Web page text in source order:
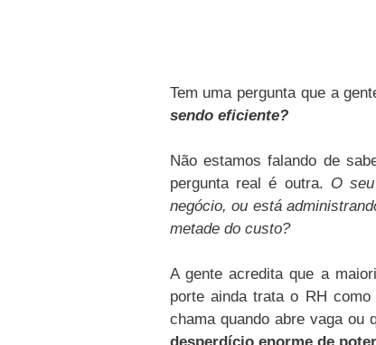
Tem uma pergunta que a
sendo eficiente?
Não estamos falando de
pergunta real é outra. O
negócio, ou está
metade do custo?
A gente acredita que a
porte ainda trata o RH
chama quando abre vaga ou